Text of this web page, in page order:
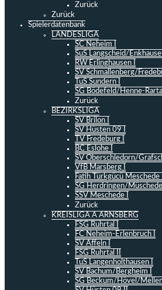
Zurück
Zurück
Spielerdatenbank
LANDESLIGA
SC Neheim I
SuS Langscheid/
RW Erlinghausen I
SV Schmallenberg/
TuS Sundern I
SG Bödefeld/Henne-Rartal
Zurück
BEZIRKSLIGA
SV Brilon I
SV Hüsten 09 I
TV Fredeburg I
BC Eslohe I
SV Oberschledorn/
VfB Marsberg I
Fatih Türkgücü Meschede I
SG Herdringen/Müschede
SSV Meschede I
Zurück
KREISLIGA A ARNSBERG
FSG Ruhrtal I
FC Neheim-Erlenbruch I
SV Affeln I
FSG Ruhrtal II
TuS Langenholthausen I
SV Bachum/Bergheim I
SG Beckum/Hövel/Mellen